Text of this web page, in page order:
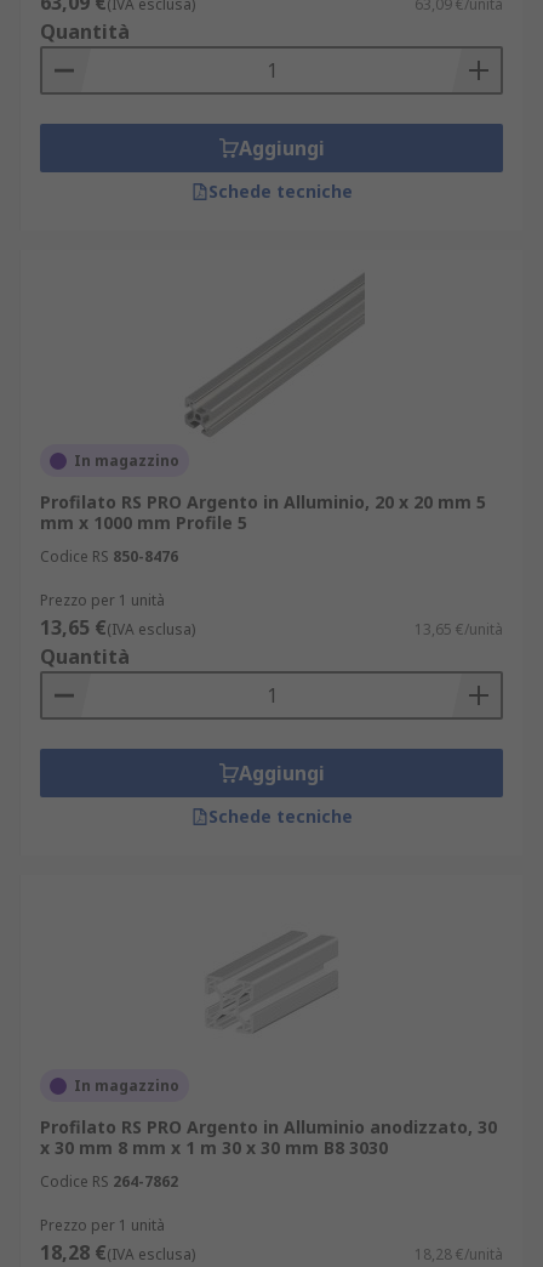
per una maggiore resistenza e una coppia più
pesante. Sono facili da usare e possono essere
smontati se è necessario smontare il progetto in
Dadi e bulloni a T per serrare i componenti
(IVA esclusa) 63,09 €/unità
Quantità
Aggiungi
Schede tecniche
In magazzino
Profilato RS PRO Argento in Alluminio, 20 x 20 mm 5
mm x 1000 mm Profile 5
Codice RS 850-8476
Prezzo per 1 unità
13,65 €(IVA esclusa) 13,65 €/unità
Quantità
Aggiungi
Schede tecniche
In magazzino
Profilato RS PRO Argento in Alluminio anodizzato, 30
x 30 mm 8 mm x 1 m 30 x 30 mm B8 3030
Codice RS 264-7862
Prezzo per 1 unità
18,28 €(IVA esclusa) 18,28 €/unità